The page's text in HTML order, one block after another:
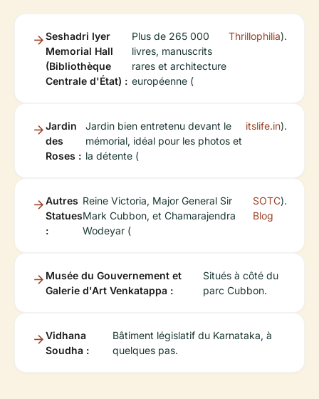
Seshadri Iyer
Memorial Hall
(Bibliothèque
Centrale d'État) :
Plus de 265 000
livres, manuscrits
rares et architecture
européenne (
Thrillophilia).
Jardin
des
Roses :
Jardin bien entretenu devant le
mémorial, idéal pour les photos et
la détente (
itslife.in).
Autres
Statues
:
Reine Victoria, Major General Sir
Mark Cubbon, et Chamarajendra
Wodeyar (
SOTC
Blog
).
Musée du Gouvernement et
Galerie d'Art Venkatappa :
Situés à côté du
parc Cubbon.
Vidhana
Soudha :
Bâtiment législatif du Karnataka, à
quelques pas.